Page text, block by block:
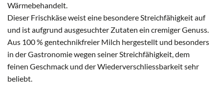
Wärmebehandelt.
Dieser Frischkäse weist eine besondere Streichfähigkeit auf
und ist aufgrund ausgesuchter Zutaten ein cremiger Genuss.
Aus 100 % gentechnikfreier Milch hergestellt und besonders
in der Gastronomie wegen seiner Streichfähigkeit, dem
feinen Geschmack und der Wiederverschliessbarkeit sehr
beliebt.